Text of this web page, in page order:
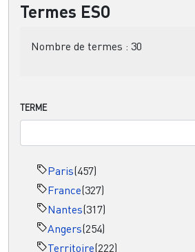
Termes ESO
Nombre de termes : 30
TERME
Paris(457)
France(327)
Nantes(317)
Angers(254)
Territoire(222)